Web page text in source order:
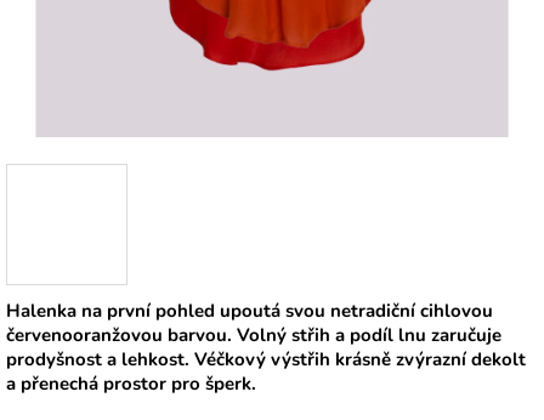
Halenka na první pohled upoutá svou netradiční cihlovou
červenooranžovou barvou. Volný střih a podíl lnu zaručuje
prodyšnost a lehkost. Véčkový výstřih krásně zvýrazní dekolt
a přenechá prostor pro šperk.